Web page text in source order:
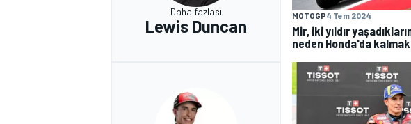
Daha fazlası
Lewis Duncan
MOTOGP4 Tem 2024
Mir, iki yıldır
neden Honda'da